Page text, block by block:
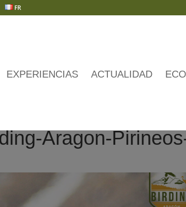
FR
EXPERIENCIAS ACTUALIDAD
Aragon-